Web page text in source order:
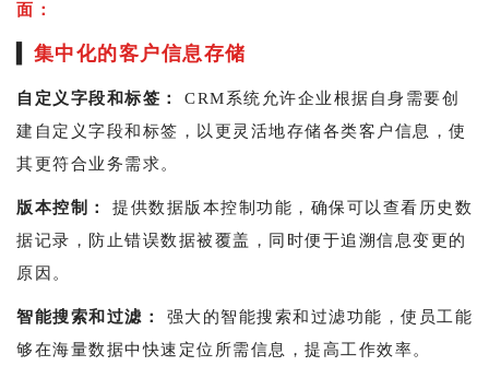
面：
集中化的客户信息存储
自定义字段和标签：
CRM系统允许企业根据自身需要创
建自定义字段和标签，以更灵活地存储各类客户信息，使
其更符合业务需求。
版本控制：
提供数据版本控制功能，确保可以查看历史数
据记录，防止错误数据被覆盖，同时便于追溯信息变更的
原因。
智能搜索和过滤：
强大的智能搜索和过滤功能，使员工能
够在海量数据中快速定位所需信息，提高工作效率。